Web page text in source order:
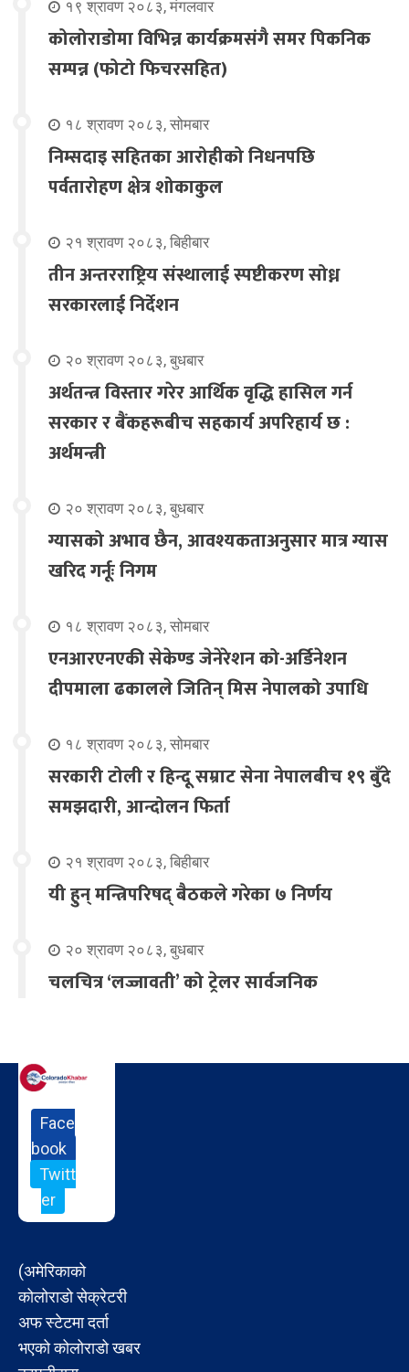
१९ श्रावण २०८३, मंगलवार
कोलोराडोमा विभिन्न कार्यक्रमसंगै समर पिकनिक
सम्पन्न (फोटो फिचरसहित)
१८ श्रावण २०८३, सोमबार
निम्सदाइ सहितका आरोहीको निधनपछि
पर्वतारोहण क्षेत्र शोकाकुल
२१ श्रावण २०८३, बिहीबार
तीन अन्तरराष्ट्रिय संस्थालाई स्पष्टीकरण सोध्न
सरकारलाई निर्देशन
२० श्रावण २०८३, बुधबार
अर्थतन्त्र विस्तार गरेर आर्थिक वृद्धि हासिल गर्न
सरकार र बैंकहरूबीच सहकार्य अपरिहार्य छ :
अर्थमन्त्री
२० श्रावण २०८३, बुधबार
ग्यासको अभाव छैन, आवश्यकताअनुसार मात्र ग्यास
खरिद गर्नूः निगम
१८ श्रावण २०८३, सोमबार
एनआरएनएकी सेकेण्ड जेनेरेशन को-अर्डिनेशन
दीपमाला ढकालले जितिन् मिस नेपालको उपाधि
१८ श्रावण २०८३, सोमबार
सरकारी टोली र हिन्दू सम्राट सेना नेपालबीच १९ बुँदे
समझदारी, आन्दोलन फिर्ता
२१ श्रावण २०८३, बिहीबार
यी हुन् मन्त्रिपरिषद् बैठकले गरेका ७ निर्णय
२० श्रावण २०८३, बुधबार
चलचित्र ‘लज्जावती’ को ट्रेलर सार्वजनिक
Face
book
Twitt
er
(अमेरिकाको
कोलोराडो सेक्रेटरी
अफ स्टेटमा दर्ता
भएको कोलोराडो खबर